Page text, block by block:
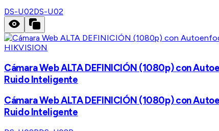
DS-U02DS-U02
HIKVISION
Cámara Web ALTA DEFINICIÓN (1080p) con
Ruido Inteligente
Cámara Web ALTA DEFINICIÓN (1080p) con
Ruido Inteligente